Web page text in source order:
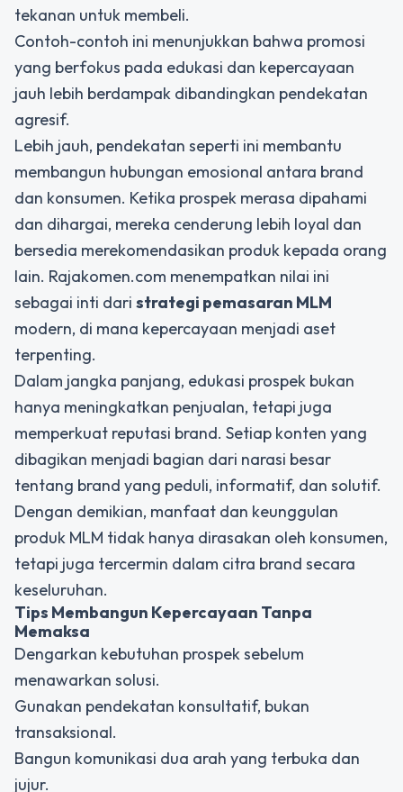
tekanan untuk membeli.
Contoh-contoh ini menunjukkan bahwa promosi
yang berfokus pada edukasi dan kepercayaan
jauh lebih berdampak dibandingkan pendekatan
agresif.
Lebih jauh, pendekatan seperti ini membantu
membangun hubungan emosional antara brand
dan konsumen. Ketika prospek merasa dipahami
dan dihargai, mereka cenderung lebih loyal dan
bersedia merekomendasikan produk kepada orang
lain. Rajakomen.com menempatkan nilai ini
sebagai inti dari strategi pemasaran MLM
modern, di mana kepercayaan menjadi aset
terpenting.
Dalam jangka panjang, edukasi prospek bukan
hanya meningkatkan penjualan, tetapi juga
memperkuat reputasi brand. Setiap konten yang
dibagikan menjadi bagian dari narasi besar
tentang brand yang peduli, informatif, dan solutif.
Dengan demikian, manfaat dan keunggulan
produk MLM tidak hanya dirasakan oleh konsumen,
tetapi juga tercermin dalam citra brand secara
keseluruhan.
Tips Membangun Kepercayaan Tanpa
Memaksa
Dengarkan kebutuhan prospek sebelum
menawarkan solusi.
Gunakan pendekatan konsultatif, bukan
transaksional.
Bangun komunikasi dua arah yang terbuka dan
jujur.